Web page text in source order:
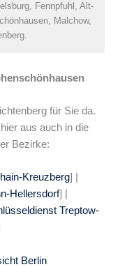
Fennpfuhl, Alt-
Malchow,
für Sie da.
aus auch in die
Bezirke:
Kreuzberg] |
Hellersdorf] |
Treptow-
Berlin